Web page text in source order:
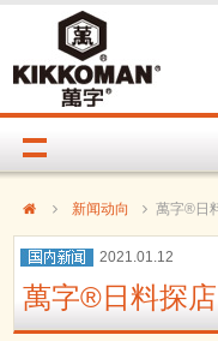
新闻动向 萬字®日
2021.01.12
萬字®日料探